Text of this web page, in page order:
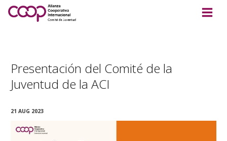
Presentación del Comité de la
Juventud de la ACI
21 AUG 2023